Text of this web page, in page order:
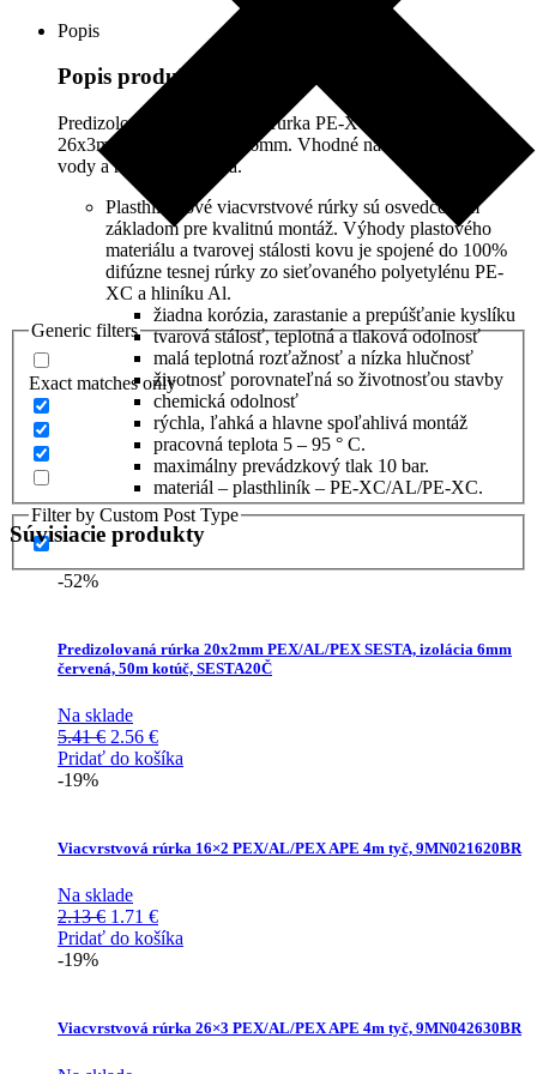
Generic filters
Exact matches only
Filter by Custom Post Type
SESTA26M
Popis
Popis produktu
Predizolovaná viacvrstvová rúrka PE-XC/AL/PE-XC
26x3mm hrúbka izolácie 6mm. Vhodné na rozvody pitnej
vody a rozvody kúrenia.
Plasthliníkové viacvrstvové rúrky sú osvedčeným
základom pre kvalitnú montáž. Výhody plastového
materiálu a tvarovej stálosti kovu je spojené do 100%
difúzne tesnej rúrky zo sieťovaného polyetylénu PE-
XC a hliníku Al.
žiadna korózia, zarastanie a prepúšťanie kyslíku
tvarová stálosť, teplotná a tlaková odolnosť
malá teplotná rozťažnosť a nízka hlučnosť
životnosť porovnateľná so životnosťou stavby
chemická odolnosť
rýchla, ľahká a hlavne spoľahlivá montáž
pracovná teplota 5 – 95 ° C.
maximálny prevádzkový tlak 10 bar.
materiál – plasthliník – PE-XC/AL/PE-XC.
Súvisiacie produkty
-52%
Predizolovaná rúrka 20x2mm PEX/AL/PEX SESTA, izolácia 6mm
červená, 50m kotúč, SESTA20Č
Na sklade
5.41€ Pôvodná
cena
2.56 €Aktuálna
cena
Pridať do košíka
-19%
Viacvrstvová rúrka 16×2 PEX/AL/PEX APE 4m tyč, 9MN021620BR
Na sklade
2.13€ Pôvodná
cena
1.71 €Aktuálna
cena
Pridať do košíka
-19%
Viacvrstvová rúrka 26×3 PEX/AL/PEX APE 4m tyč, 9MN042630BR